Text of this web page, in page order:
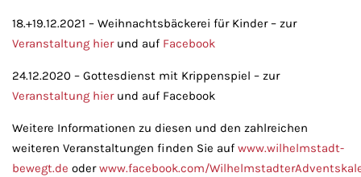
18.+19.12.2021 – Weihnachtsbäckerei für Kinder – zur
Veranstaltung hierund auf Facebook
24.12.2020 – Gottesdienst mit Krippenspiel – zur
Veranstaltung hier und auf Facebook
Weitere Informationen zu diesen und den zahlreichen
weiteren Veranstaltungen finden Sie auf www.wilhelmstadt-
bewegt.de oderwww.facebook.com/